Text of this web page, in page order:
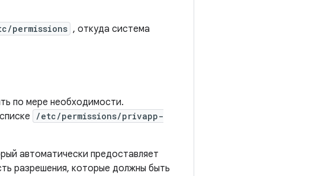
permissions , откуда система
по мере необходимости.
/etc/permissions/privapp-
автоматически предоставляет
разрешения, которые должны быть